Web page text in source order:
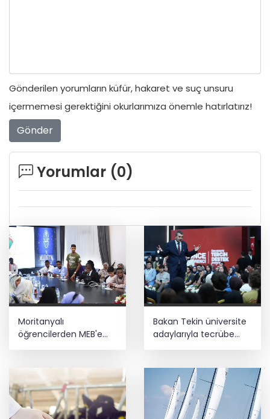
Gönderilen yorumların küfür, hakaret ve suç unsuru
içermemesi gerektiğini okurlarımıza önemle hatırlatırız!
Gönder
Yorumlar (0)
Moritanyalı
öğrencilerden MEB'e
ziyaret
Bakan Tekin üniversite
adaylarıyla tecrübe
paylaştı